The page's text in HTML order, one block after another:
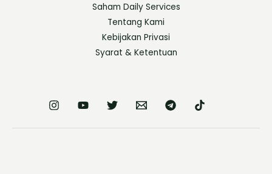
Saham Daily Services
Tentang Kami
Kebijakan Privasi
Syarat & Ketentuan